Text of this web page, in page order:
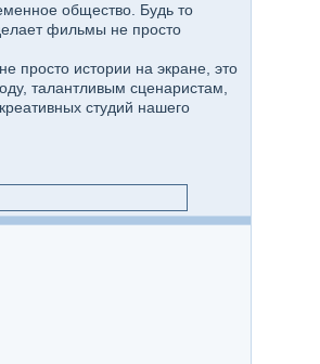
общество. Будь то
фильмы не просто
просто истории на экране, это
талантливым сценаристам,
студий нашего